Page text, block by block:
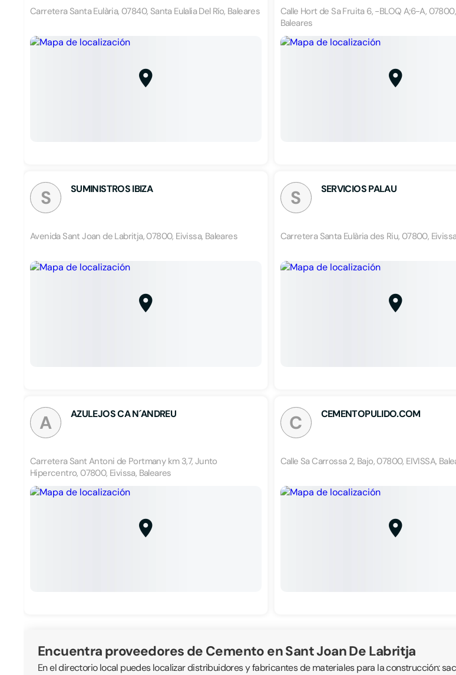
Carretera Santa Eulària, 07840, Santa Eulalia Del Río, Baleares
Calle Hort de Sa Fruita 6, -BLOQ A;6-A, 07800,
Baleares
S SUMINISTROS IBIZA
Avenida Sant Joan de Labritja, 07800, Eivissa, Baleares
S SERVICIOS PALAU
Carretera Santa Eulària des Riu, 07800,
A AZULEJOS CA N´ANDREU
Carretera Sant Antoni de Portmany km 3,7, Junto
Hipercentro, 07800, Eivissa, Baleares
C CEMENTOPULIDO.COM
Calle Sa Carrossa 2, Bajo, 07800, EIVISSA,
Encuentra proveedores de Cemento en Sant Joan De Labritja
En el directorio local puedes localizar distribuidores y fabricantes de materiales para la construcción: